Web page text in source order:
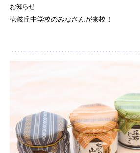
お知らせ
壱岐丘中学校のみなさんが来校！